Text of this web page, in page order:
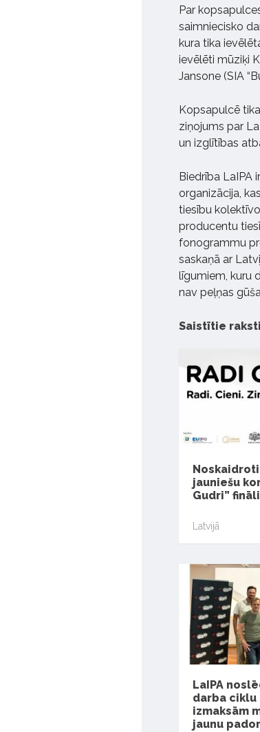
Par
saimniecisko
kura tika
ievēlēti mūziķi
Jansone (SIA
Kopsapulcē
ziņojums par
un izglītības
Biedrība LaIPA
organizācija,
tiesību
producentu
fonogrammu
saskaņā ar
līgumiem, kuru
nav peļņas
Saistītie raksti
jauniešu
Gudri”
Latvijā
LaIPA
darba
izmaksām
jaunu